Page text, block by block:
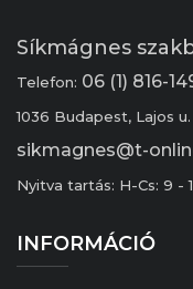
Síkmágnes
Telefon: 06 (1) 816-
1036 Budapest, Lajos u.
sikmagnes@t-
Nyitva tartás: H-Cs: 9 -
INFORMÁCIÓ